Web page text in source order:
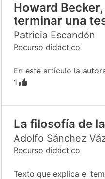
Howard
terminar una
Patricia Escandón
Recurso didáctico
En este artículo la
1
La filosofía de
Adolfo Sánchez
Recurso didáctico
Texto que explica el